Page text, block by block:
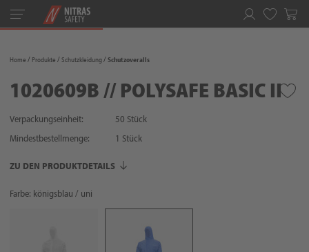
Toggle
navigation
Home Produkte Schutzkleidung Schutzoveralls
1020609B // POLYSAFE BASIC II
Verpackungseinheit:
50 Stück
Mindestbestellmenge:
1 Stück
ZU DEN PRODUKTDETAILS
Farbe: königsblau / uni